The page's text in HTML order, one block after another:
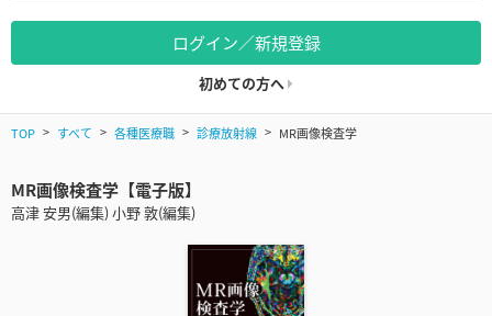
ログイン／新規登録
初めての方へ
TOP すべて 各種医療職 診療放射線 MR画像検査学
MR画像検査学【電子版】
高津 安男(編集) 小野 敦(編集)